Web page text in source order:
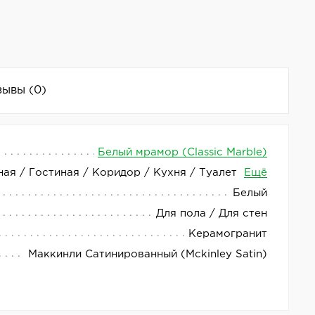
(0)
Белый мрамор (Classic Marble)
/ Гостиная / Коридор / Кухня / Туалет Ещё
Белый
Для пола / Для стен
Керамогранит
Маккинли Сатинированный (Mckinley Satin)
выбором для отделки помещений. Он
и долговечностью, устойчив к износу и не
для отделки различных помещений, включая